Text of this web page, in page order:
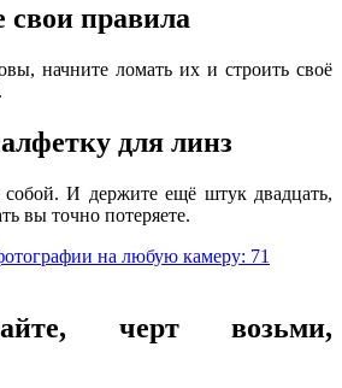
свои правила
начните ломать их и строить своё
для линз
собой. И держите ещё штук двадцать,
вы точно потеряете.
черт возьми,